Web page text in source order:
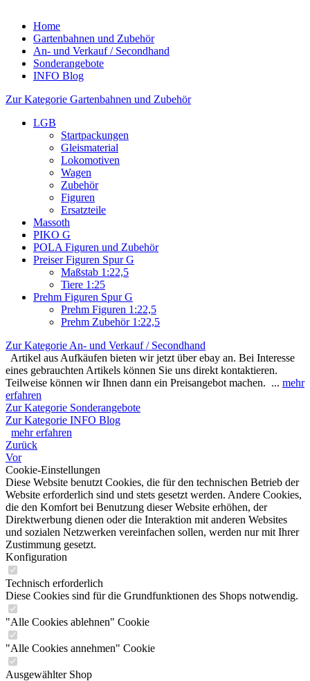
Home
Gartenbahnen und Zubehör
An- und Verkauf / Secondhand
Sonderangebote
INFO Blog
Zur Kategorie Gartenbahnen und Zubehör
LGB
Startpackungen
Gleismaterial
Lokomotiven
Wagen
Zubehör
Figuren
Ersatzteile
Massoth
PIKO G
POLA Figuren und Zubehör
Preiser Figuren Spur G
Maßstab 1:22,5
Tiere 1:25
Prehm Figuren Spur G
Prehm Figuren 1:22,5
Prehm Zubehör 1:22,5
Zur Kategorie An- und Verkauf / Secondhand
Artikel aus Aufkäufen bieten wir jetzt über ebay an. Bei Interesse
eines gebrauchten Artikels können Sie uns direkt kontaktieren.
Teilweise können wir Ihnen dann ein Preisangebot machen. ... mehr
erfahren
Zur Kategorie Sonderangebote
Zur Kategorie INFO Blog
mehr erfahren
Zurück
Vor
Cookie-Einstellungen
Diese Website benutzt Cookies, die für den technischen Betrieb der
Website erforderlich sind und stets gesetzt werden. Andere Cookies,
die den Komfort bei Benutzung dieser Website erhöhen, der
Direktwerbung dienen oder die Interaktion mit anderen Websites
und sozialen Netzwerken vereinfachen sollen, werden nur mit Ihrer
Zustimmung gesetzt.
Konfiguration
Technisch erforderlich
Diese Cookies sind für die Grundfunktionen des Shops notwendig.
"Alle Cookies ablehnen" Cookie
"Alle Cookies annehmen" Cookie
Ausgewählter Shop